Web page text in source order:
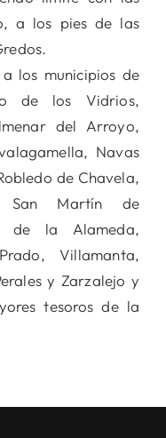
a los pies de las
los municipios de
de los Vidrios,
del Arroyo,
Navas
de Chavela,
San Martín de
de la Alameda,
Villamanta,
y Zarzalejo y
tesoros de la